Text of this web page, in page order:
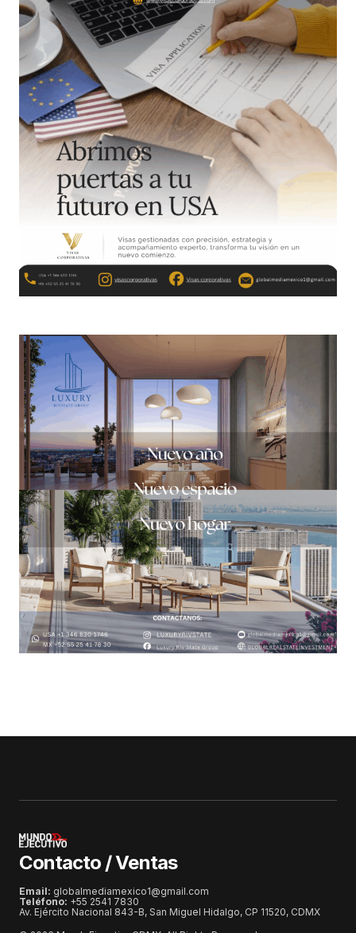
Contacto / Ventas
Email: globalmediamexico1@gmail.com
Teléfono: +55 2541 7830
Av. Ejército Nacional 843-B, San Miguel Hidalgo, CP 11520, CDMX